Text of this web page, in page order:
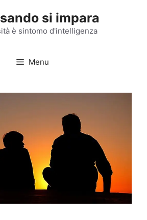
si impara
è sintomo d'intelligenza
Menu